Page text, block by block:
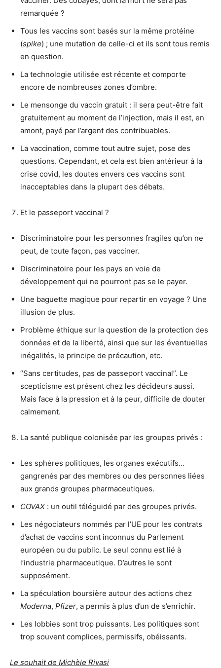
remarquée ?
Tous les vaccins sont basés sur la même protéine
(spike) ; une mutation de celle-ci et ils sont tous remis
en question.
La technologie utilisée est récente et comporte
encore de nombreuses zones d’ombre.
Le mensonge du vaccin gratuit : il sera peut-être fait
gratuitement au moment de l’injection, mais il est, en
amont, payé par l’argent des contribuables.
La vaccination, comme tout autre sujet, pose des
questions. Cependant, et cela est bien antérieur à la
crise covid, les doutes envers ces vaccins sont
inacceptables dans la plupart des débats.
Et le passeport vaccinal ?
Discriminatoire pour les personnes fragiles qu’on ne
peut, de toute façon, pas vacciner.
Discriminatoire pour les pays en voie de
développement qui ne pourront pas se le payer.
Une baguette magique pour repartir en voyage ? Une
illusion de plus.
Problème éthique sur la question de la protection des
données et de la liberté, ainsi que sur les éventuelles
inégalités, le principe de précaution, etc.
“Sans certitudes, pas de passeport vaccinal”. Le
scepticisme est présent chez les décideurs aussi.
Mais face à la pression et à la peur, difficile de douter
calmement.
La santé publique colonisée par les groupes privés :
Les sphères politiques, les organes exécutifs…
gangrenés par des membres ou des personnes liées
aux grands groupes pharmaceutiques.
COVAX : un outil téléguidé par des groupes privés.
Les négociateurs nommés par l’UE pour les contrats
d’achat de vaccins sont inconnus du Parlement
européen ou du public. Le seul connu est lié à
l’industrie pharmaceutique. D’autres le sont
supposément.
La spéculation boursière autour des actions chez
Moderna, Pfizer, a permis à plus d’un de s’enrichir.
Les lobbies sont trop puissants. Les politiques sont
trop souvent complices, permissifs, obéissants.
Le souhait de Michèle Rivasi